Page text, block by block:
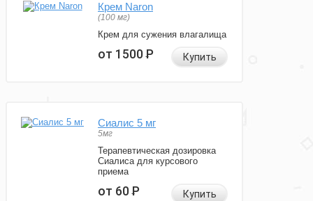
Крем Naron
(100 мг)
Крем для сужения влагалища
от 1500Р Купить
Сиалис 5 мг
5мг
Терапевтическая дозировка
Сиалиса для курсового
приема
от 60Р Купить